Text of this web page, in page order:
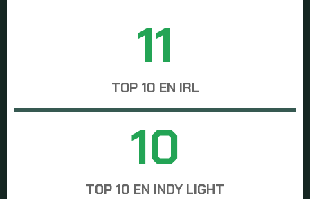
12
TOP 10 EN IRL
11
TOP 10 EN INDY LIGHT